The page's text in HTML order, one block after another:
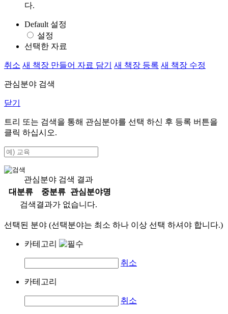
다.
Default 설정
설정
선택한 자료
취소 새 책장 만들어 자료 담기 새 책장 등록 새 책장 수정
관심분야 검색
닫기
트리 또는 검색을 통해 관심분야를 선택 하신 후 등록 버튼을
클릭 하십시오.
관심분야 검색 결과
대분류
중분류
관심분야명
검색결과가 없습니다.
선택된 분야 (선택분야는 최소 하나 이상 선택 하셔야 합니다.)
카테고리
취소
카테고리
취소